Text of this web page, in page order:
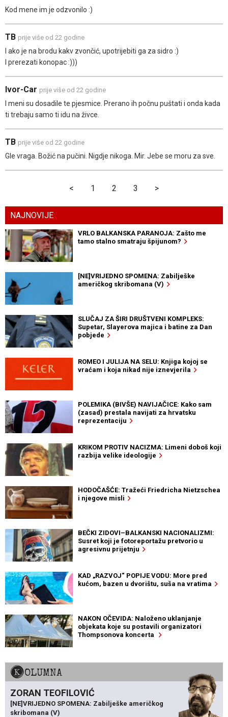
Kod mene im je odzvonilo :)
TB prije više od 22 godine
I ako je na brodu kakv zvončić, upotrijebiti ga za sidro :)
I prerezati konopac :)))
Ivor-Car prije više od 22 godine
I meni su dosadile te pjesmice. Prerano ih počnu puštati i onda kada
ti trebaju samo ti idu na živce.
TB prije više od 22 godine
Gle vraga. Božić na pučini. Nigdje nikoga. Mir. Jebe se moru za sve.
< 1 2 3 >
NAJNOVIJE
VRLO BALKANSKA PARANOJA: Zašto me
tamo stalno smatraju špijunom?
[NE]VRIJEDNO SPOMENA: Zabilješke
američkog skribomana (V)
SLUČAJ ZA ŠIRI DRUŠTVENI KOMPLEKS:
Supetar, Slayerova majica i batine za Dan
pobjede
ROMEO I JULIJA NA SELU: Knjiga kojoj se
vraćam i koja nikad nije iznevjerila
POLEMIKA (BIVŠE) NAVIJAČICE: Kako sam
(zasad) prestala navijati za hrvatsku
reprezentaciju
KRIKOM PROTIV NACIZMA: Limeni doboš koji
razbija velike ideologije
HODOČAŠĆE: Tražeći Friedricha Nietzschea
i njegove misli
BEČKI ZIDOVI–BALKANSKI NACIONALIZMI:
Susret koji je fotoreportažu pretvorio u
agresivnu prijetnju
KAD „RAZVOJ“ POPIJE VODU: More pred
kućom, bazen u dvorištu, suša na vratima
NAKON OČEVIDA: Naloženo uklanjanje
objekata koje su postavili organizatori
Thompsonova koncerta
KOLUMNA
ZORAN TEOFILOVIĆ
[NE]VRIJEDNO SPOMENA: Zabilješke američkog
skribomana (V)